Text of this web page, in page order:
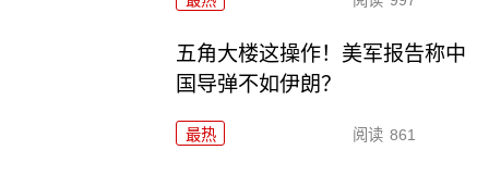
五角大楼这操作！美军报告称中
国导弹不如伊朗？
最热 阅读 861